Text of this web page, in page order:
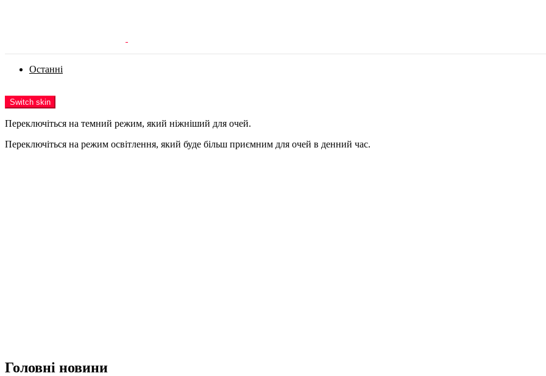
Останні
Switch skin
Переключіться на темний режим, який ніжніший для очей.
Переключіться на режим освітлення, який буде більш приємним для очей в денний час.
Головні новини